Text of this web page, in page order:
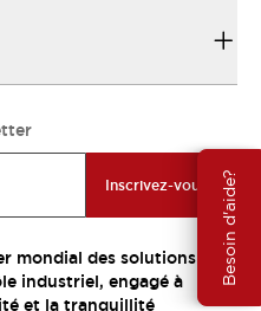
Besoin d'aide?
Inscrivez-vous
mondial des solutions
industriel, engagé à
et la tranquillité